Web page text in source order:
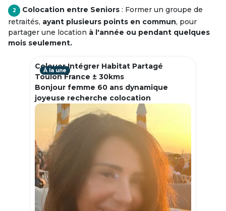
2 Colocation entre Seniors : Former un groupe de
retraités, ayant plusieurs points en commun, pour
partager une location à l'année ou pendant quelques
mois seulement.
Colouer Intégrer Habitat Partagé
Toulon France ± 30kms
Bonjour femme 60 ans dynamique
joyeuse recherche colocation
À la une